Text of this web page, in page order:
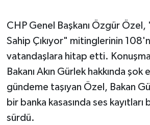
CHP Genel Başkanı Özgür
Sahip Çıkıyor" mitinglerinin
vatandaşlara hitap etti.
Bakanı Akın Gürlek hakkında şok
gündeme taşıyan Özel, Bakan
bir banka kasasında ses
sürdü.